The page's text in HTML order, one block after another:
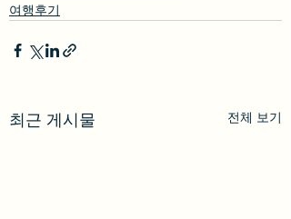
여행후기
최근 게시물 전체 보기